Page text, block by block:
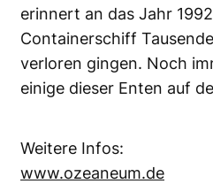
erinnert an das Jahr
Containerschiff
verloren gingen. Noch
einige dieser Enten auf
Weitere Infos:
www.ozeaneum.de